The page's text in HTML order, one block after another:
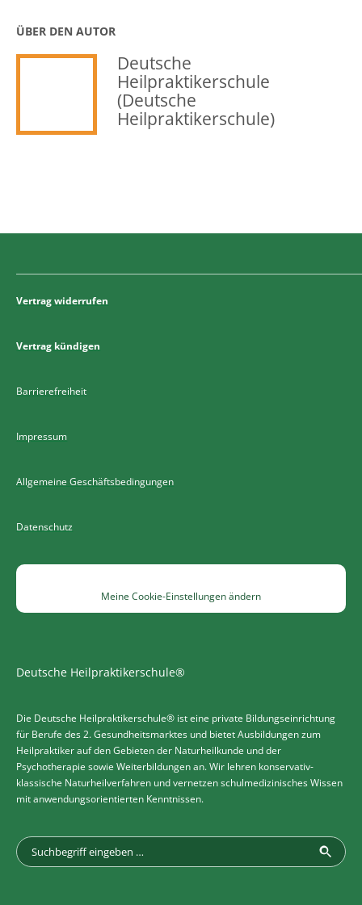
ÜBER DEN AUTOR
Deutsche
Heilpraktikerschule
(Deutsche
Heilpraktikerschule)
Vertrag widerrufen
Vertrag kündigen
Barrierefreiheit
Impressum
Allgemeine Geschäftsbedingungen
Datenschutz
Meine Cookie-Einstellungen ändern
Deutsche Heilpraktikerschule®
Die Deutsche Heilpraktikerschule® ist eine private Bildungseinrichtung
für Berufe des 2. Gesundheitsmarktes und bietet Ausbildungen zum
Heilpraktiker auf den Gebieten der Naturheilkunde und der
Psychotherapie sowie Weiterbildungen an. Wir lehren konservativ-
klassische Naturheilverfahren und vernetzen schulmedizinisches Wissen
mit anwendungsorientierten Kenntnissen.